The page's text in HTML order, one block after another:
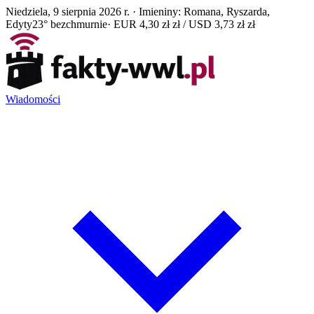
Niedziela, 9 sierpnia 2026 r. · Imieniny: Romana, Ryszarda,
Edyty23° bezchmurnie· EUR 4,30 zł zł / USD 3,73 zł zł
Wiadomości